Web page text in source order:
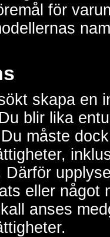
för
skapa en
blir lika
måste
Därför
eller något
anses